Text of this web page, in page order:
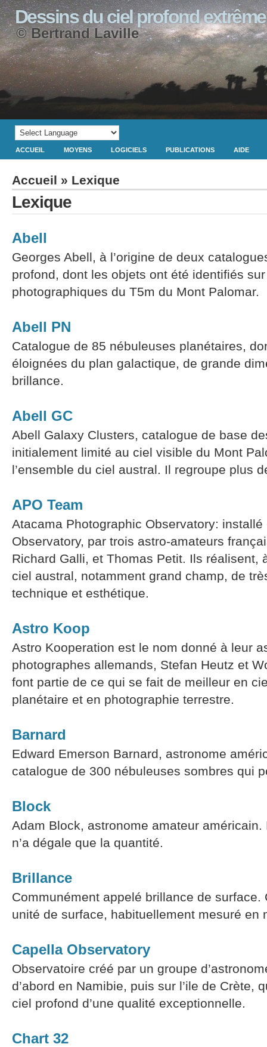
Dessins du ciel profond extrême
© Bertrand Laville
ACCUEIL MOYENS LOGICIELS PUBLICATIONS AIDE
Accueil » Lexique
Lexique
Abell
Georges Abell, à l’origine de deux
profond, dont les objets ont été identifiés
photographiques du T5m du Mont Palomar.
Abell PN
Catalogue de 85 nébuleuses planétaires,
éloignées du plan galactique, de grande
brillance.
Abell GC
Abell Galaxy Clusters, catalogue de base
initialement limité au ciel visible du Mont
l’ensemble du ciel austral. Il regroupe plus
APO Team
Atacama Photographic Observatory:
Observatory, par trois astro-amateurs
Richard Galli, et Thomas Petit. Ils réalisent,
ciel austral, notamment grand champ, de
technique et esthétique.
Astro Koop
Astro Kooperation est le nom donné à leur
photographes allemands, Stefan Heutz et
font partie de ce qui se fait de meilleur en
planétaire et en photographie terrestre.
Barnard
Edward Emerson Barnard, astronome
catalogue de 300 nébuleuses sombres qui
Block
Adam Block, astronome amateur
n’a dégale que la quantité.
Brillance
Communément appelé brillance de surface.
unité de surface, habituellement mesuré en
Capella Observatory
Observatoire créé par un groupe
d’abord en Namibie, puis sur l’ile de Crète,
ciel profond d’une qualité exceptionnelle.
Chart 32